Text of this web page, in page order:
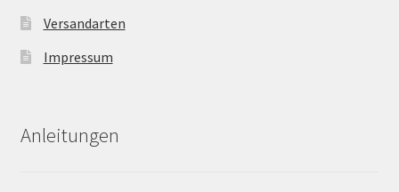
Versandarten
Impressum
Anleitungen